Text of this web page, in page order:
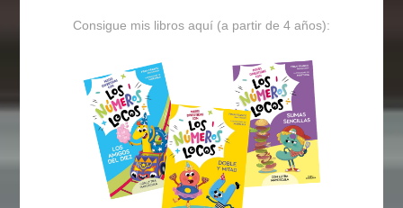
Consigue mis libros aquí (a partir de 4 años):